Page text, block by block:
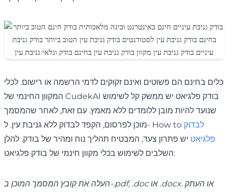
כלים בחינם הם פשוטים ואינם זקוקים לדמי הרשמה או רישום. לכלי
המקוון החינמי של CudekAI בודק פלגיאט יש ממשק קל לשימוש
שנועד להיות מובן ללומדים ללא מאמץ. עם זאת, לאחר שהמסמך
מוכן לפרסום, הקפד לבדוק ללא גניבת עין. ל- How to לבדוק
פלגיאט יש פתרון צעד, המבטיח תהליך נוח ומהיר של בודק. להלן
השלבים לשימוש בכלי מקוון חינמי של בודק פלגיאט:
העלה את קובץ המסמך המוכן ב-.pdf, .doc או .docx. או העתק